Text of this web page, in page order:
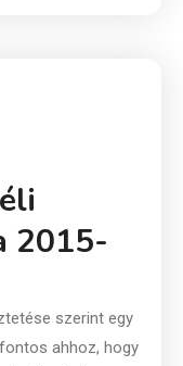
2015-
szerint egy
ahhoz, hogy